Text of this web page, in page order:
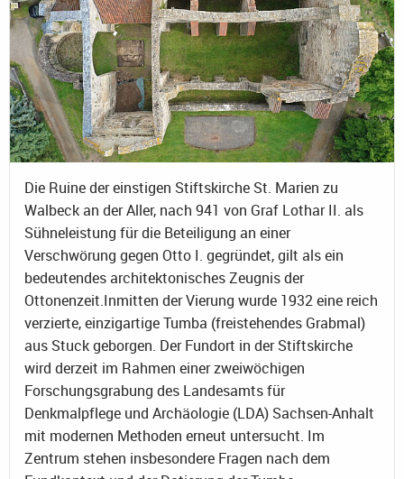
Die Ruine der einstigen Stiftskirche St. Marien zu
Walbeck an der Aller, nach 941 von Graf Lothar II. als
Sühneleistung für die Beteiligung an einer
Verschwörung gegen Otto I. gegründet, gilt als ein
bedeutendes architektonisches Zeugnis der
Ottonenzeit.Inmitten der Vierung wurde 1932 eine reich
verzierte, einzigartige Tumba (freistehendes Grabmal)
aus Stuck geborgen. Der Fundort in der Stiftskirche
wird derzeit im Rahmen einer zweiwöchigen
Forschungsgrabung des Landesamts für
Denkmalpflege und Archäologie (LDA) Sachsen-Anhalt
mit modernen Methoden erneut untersucht. Im
Zentrum stehen insbesondere Fragen nach dem